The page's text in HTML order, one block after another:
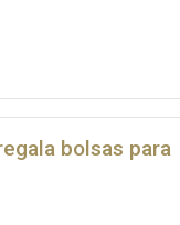
bolsas para